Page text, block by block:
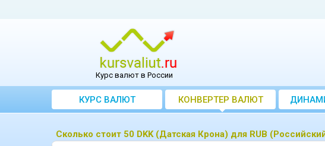
Курс валют в России
КУРС ВАЛЮТ КОНВЕРТЕР ВАЛЮТ
Сколько стоит 50 DKK (Датская Крона) для RUB